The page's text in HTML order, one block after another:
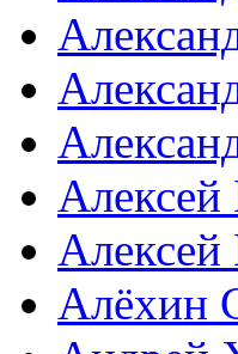
Алексей
Алексей
Алёхин